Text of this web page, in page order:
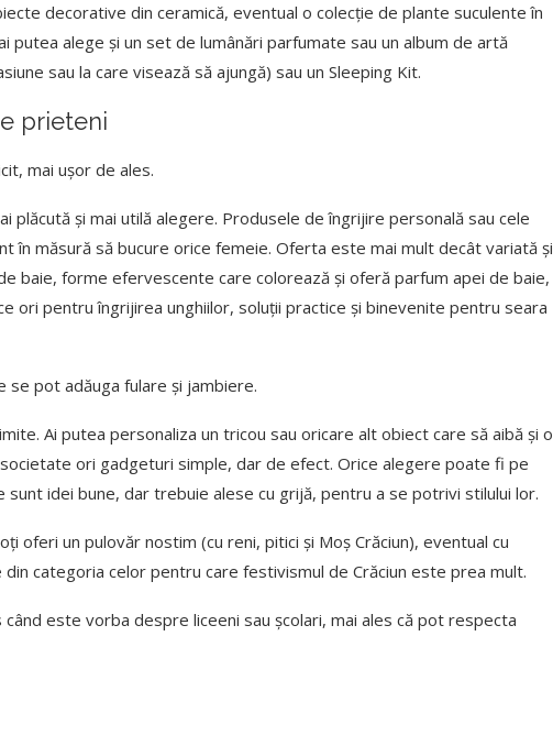
decorative din ceramică, eventual o colecție de plante suculente în
putea alege și un set de lumânări parfumate sau un album de artă
sau la care visează să ajungă) sau un Sleeping Kit.
prieteni
mai ușor de ales.
și mai utilă alegere. Produsele de îngrijire personală sau cele
în măsură să bucure orice femeie. Oferta este mai mult decât variată și
baie, forme efervescente care colorează și oferă parfum apei de baie,
ori pentru îngrijirea unghiilor, soluții practice și binevenite pentru seara
se pot adăuga fulare și jambiere.
Ai putea personaliza un tricou sau oricare alt obiect care să aibă și o
ori gadgeturi simple, dar de efect. Orice alegere poate fi pe
sunt idei bune, dar trebuie alese cu grijă, pentru a se potrivi stilului lor.
oferi un pulovăr nostim (cu reni, pitici și Moș Crăciun), eventual cu
categoria celor pentru care festivismul de Crăciun este prea mult.
este vorba despre liceeni sau școlari, mai ales că pot respecta